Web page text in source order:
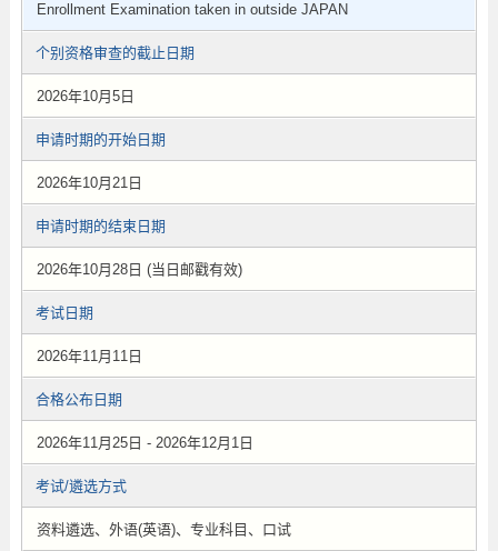
Enrollment Examination taken in outside JAPAN
个别资格审查的截止日期
2026年10月5日
申请时期的开始日期
2026年10月21日
申请时期的结束日期
2026年10月28日 (当日邮戳有效)
考试日期
2026年11月11日
合格公布日期
2026年11月25日 - 2026年12月1日
考试/遴选方式
资料遴选、外语(英语)、专业科目、口试